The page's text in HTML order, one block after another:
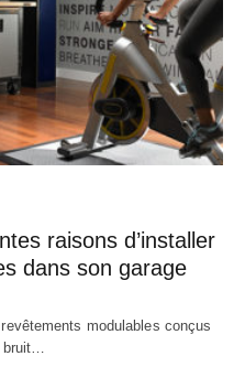
raisons d’installer
dans son garage
modulables conçus